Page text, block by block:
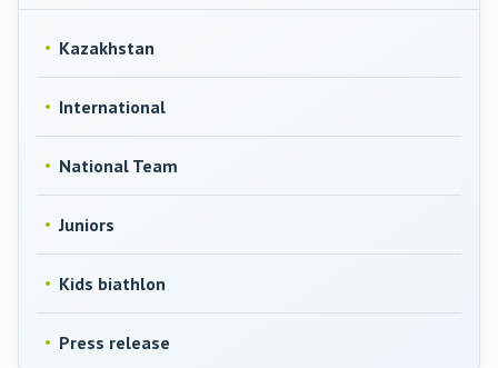
Kazakhstan
International
National Team
Juniors
Kids biathlon
Press release